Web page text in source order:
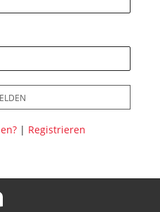
| Registrieren